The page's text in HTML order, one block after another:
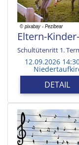
Eltern-
Schultütenritt 1.
12.09.2026
DETAIL